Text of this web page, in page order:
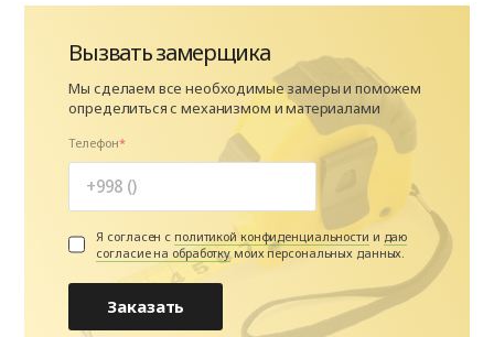
Вызвать замерщика
Мы сделаем все необходимые замеры и поможем
определиться с механизмом и материалами
Телефон
Я согласен с политикой конфиденциальности и даю
согласие на обработку моих персональных данных.
Заказать